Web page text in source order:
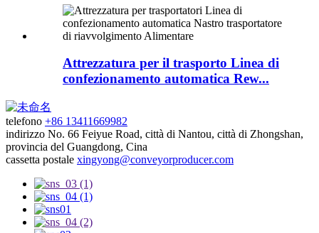
Attrezzatura per il trasporto Linea di
confezionamento automatica Rew...
telefono +86 13411669982
indirizzo No. 66 Feiyue Road, città di Nantou, città di Zhongshan,
provincia del Guangdong, Cina
cassetta postale xingyong@conveyorproducer.com